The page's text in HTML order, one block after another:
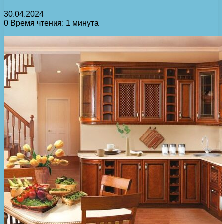
30.04.2024
0 Время чтения: 1 минута